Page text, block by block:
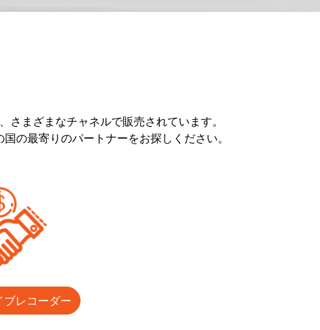
まざまなチャネルで販売されています。
の最寄りのパートナーをお探しください。
ブレコーダー